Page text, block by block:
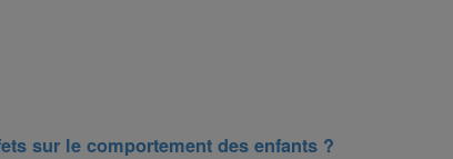
sur le comportement des enfants ?